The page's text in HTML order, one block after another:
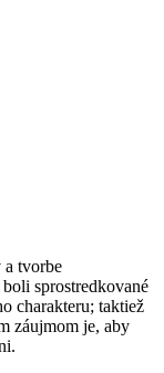
a tvorbe
sprostredkované
charakteru; taktiež
záujmom je, aby